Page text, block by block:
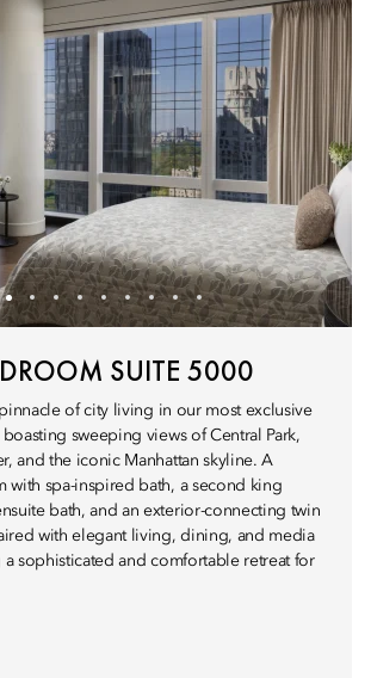
SUITE 5000
of city living in our most exclusive
sweeping views of Central Park,
and the iconic Manhattan skyline. A
with spa-inspired bath, a second king
bath, and an exterior-connecting twin
with elegant living, dining, and media
a sophisticated and comfortable retreat for